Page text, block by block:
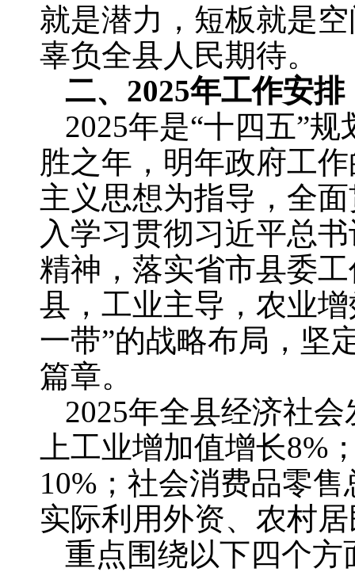
就是潜力，短板就是
辜负全县人民期待。
二、2025年工作安排
2025年是“十四五”
胜之年，明年政府工
主义思想为指导，全
入学习贯彻习近平总
精神，落实省市县委
县，工业主导，农业
一带”的战略布局，坚
篇章。
2025年全县经济社
上工业增加值增长8%
10%；社会消费品零
实际利用外资、农村
重点围绕以下四个方